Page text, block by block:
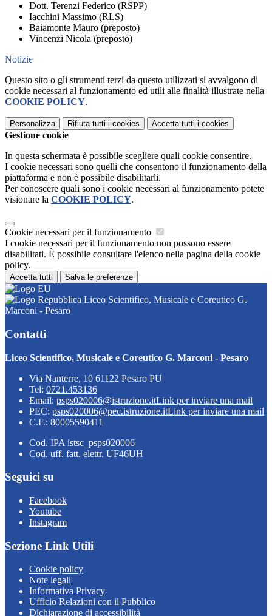
Dott. Terenzi Federico (RSPP)
Iacchini Massimo (RLS)
Baiamonte Mauro (preposto)
Vincenzi Nicola (preposto)
Notizie
Questo sito o gli strumenti terzi da questo utilizzati si avvalgono di
cookie necessari al funzionamento ed utili alle finalità illustrate nella
COOKIE POLICY.
Personalizza Rifiuta tutti i cookies Accetta tutti i cookies
Gestione cookie
In questa schermata è possibile scegliere quali cookie consentire.
I cookie necessari sono quelli che consentono il funzionamento della
piattaforma e non è possibile disabilitarli.
Per conoscere quali sono i cookie necessari al funzionamento potete
visionare la COOKIE POLICY.
Cookie necessari per il funzionamento
I cookie necessari per il funzionamento non possono essere
disabilitati. È possibile consultare l'elenco nella pagina della cookie
policy.
Accetta tutti Salva le preferenze
Liceo Scientifico, Musicale e Coreutico G.
Marconi - Pesaro
Contatti
Liceo Scientifico, Musicale e Coreutico G. Marconi - Pesaro
Via Nanterre, 10 61122 Pesaro PU
Tel: 0721.453136
Email: psps020006@istruzione.itLink per inviare una mail
PEC: psps020006@pec.istruzione.itLink per inviare una mail
C.F.: 80005590411
Cod. IPA istsc_psps020006
Cod. uff. fatt. elettr. UF46UH
Seguici su
Facebook
Youtube
Instagram
Sezione Link Utili
Cookie policy
Note legali
Informativa Privacy
Ufficio Relazioni con il Pubblico
Dichiarazione di accessibilità